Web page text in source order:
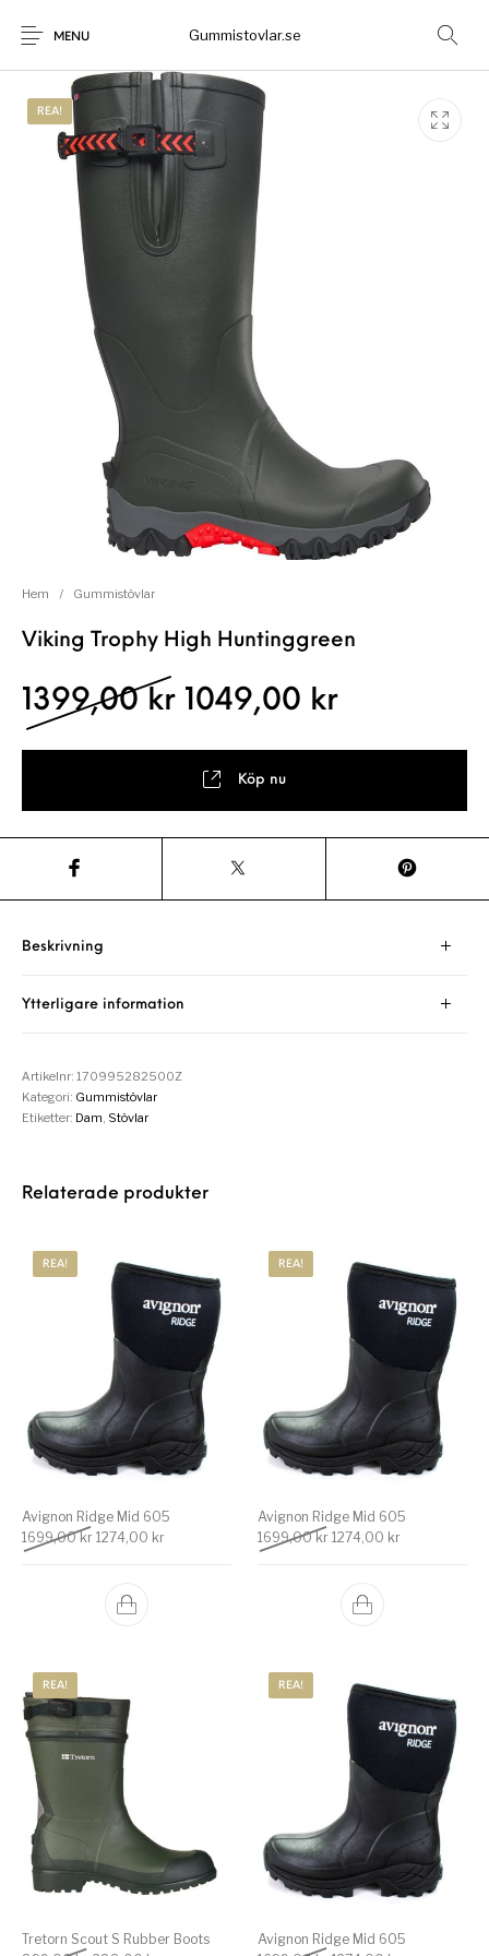
MENU Gummistovlar.se
Nyheter Rea!
REA!
Hem / Gummistövlar
Viking Trophy High Huntinggreen
1399,00 kr Det ursprungliga
1049,00 krDet
Köp nu
Beskrivning
Ytterligare information
Artikelnr:170995282500Z
Kategori: Gummistövlar
Etiketter: Dam Stövlar
Relaterade produkter
REA!
Avignon Ridge Mid 605
1699,00kr Det ursprungliga priset var: 1699,00 kr.
1274,00 krDet nuvarande priset är: 1274,00 kr.
REA!
Avignon Ridge Mid 605
1699,00kr Det ursprungliga priset
1274,00 krDet
REA!
Tretorn Scout S Rubber Boots
REA!
Avignon Ridge Mid 605